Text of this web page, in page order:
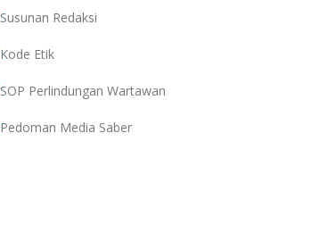
Susunan Redaksi
Kode Etik
SOP Perlindungan Wartawan
Pedoman Media Saber